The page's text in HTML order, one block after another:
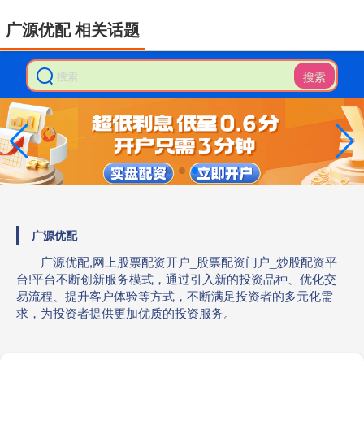
搜索
广源优配
广源优配,网上股票配资开户_股票配资门户_炒股配资平
台!平台不断创新服务模式，通过引入新的投资品种、优化交
易流程、提升客户体验等方式，不断满足投资者的多元化需
求，为投资者提供更加优质的投资服务。
广源优配 相关话题